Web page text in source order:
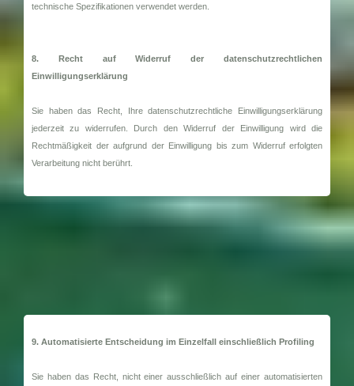
technische Spezifikationen verwendet werden.
8. Recht auf Widerruf der datenschutzrechtlichen
Einwilligungserklärung
Sie haben das Recht, Ihre datenschutzrechtliche Einwilligungserklärung
jederzeit zu widerrufen. Durch den Widerruf der Einwilligung wird die
Rechtmäßigkeit der aufgrund der Einwilligung bis zum Widerruf erfolgten
Verarbeitung nicht berührt.
9. Automatisierte Entscheidung im Einzelfall einschließlich Profiling
Sie haben das Recht, nicht einer ausschließlich auf einer automatisierten